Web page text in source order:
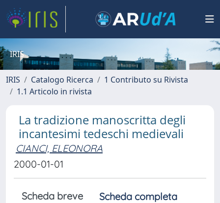
IRIS
IRIS Catalogo Ricerca
1 Contributo su Rivista
1.1 Articolo in rivista
La tradizione manoscritta degli
incantesimi tedeschi medievali
CIANCI, ELEONORA
2000-01-01
Scheda breve
Scheda completa